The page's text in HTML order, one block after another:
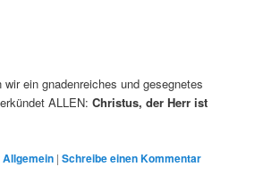
ein gnadenreiches und gesegnetes
ALLEN:Christus, der Herr ist
Allgemein |Schreibe einen Kommentar